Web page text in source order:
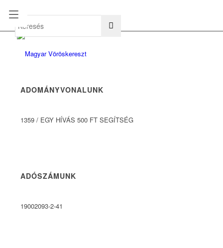
ADOMÁNYVONALUNK
1359 / EGY HÍVÁS 500 FT SEGÍTSÉG
ADÓSZÁMUNK
19002093-2-41